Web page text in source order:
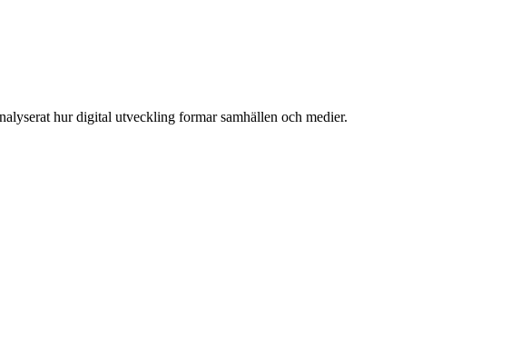
hur digital utveckling formar samhällen och medier.